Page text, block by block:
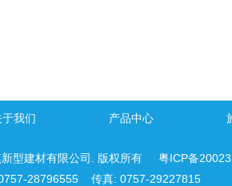
于我们 产品中心
型建材有限公司. 版权所有 粤ICP备
28796555 传真: 0757-29227815